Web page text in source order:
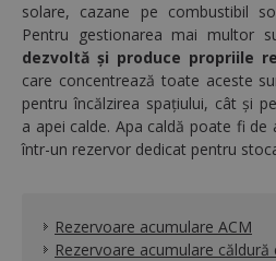
solare, cazane pe combustibil
Pentru gestionarea mai multor
dezvoltă și produce propriile
care concentrează toate aceste
pentru încălzirea spațiului, cât și
a apei calde. Apa caldă poate fi de
într-un rezervor dedicat pentru
Rezervoare acumulare ACM
Rezervoare acumulare căldură